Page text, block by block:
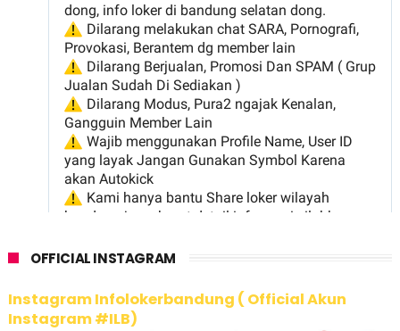
OFFICIAL INSTAGRAM
Instagram Infolokerbandung ( Official Akun
Instagram #ILB)